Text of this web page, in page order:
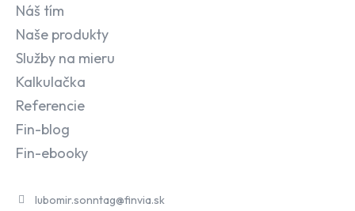
Náš tím
Naše produkty
Služby na mieru
Kalkulačka
Referencie
Fin-blog
Fin-ebooky
lubomir.sonntag@finvia.sk